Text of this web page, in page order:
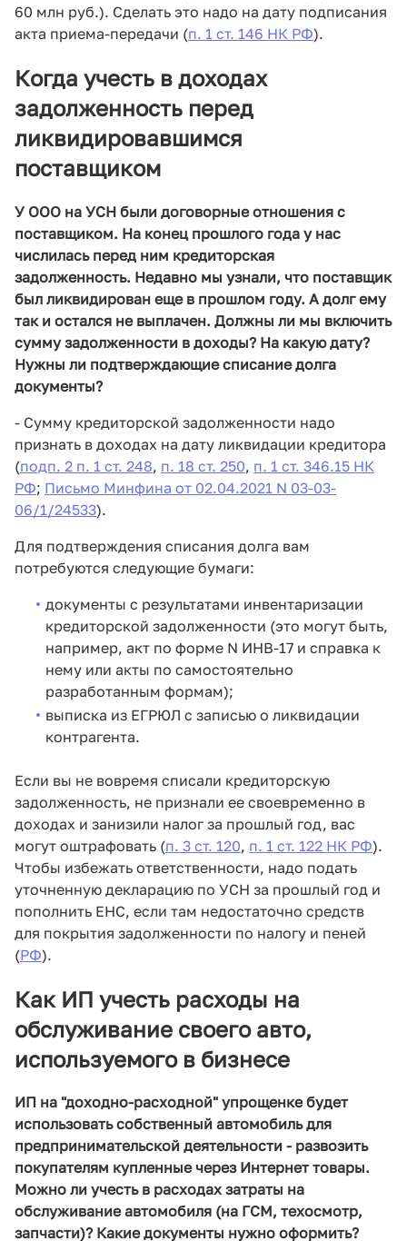
60 млн руб.). Сделать это надо на дату подписания
акта приема-передачи (п. 1 ст. 146 НК РФ).
Когда учесть в доходах
задолженность перед
ликвидировавшимся
поставщиком
У ООО на УСН были договорные отношения с
поставщиком. На конец прошлого года у нас
числилась перед ним кредиторская
задолженность. Недавно мы узнали, что поставщик
был ликвидирован еще в прошлом году. А долг ему
так и остался не выплачен. Должны ли мы включить
сумму задолженности в доходы? На какую дату?
Нужны ли подтверждающие списание долга
документы?
- Сумму кредиторской задолженности надо
признать в доходах на дату ликвидации кредитора
(подп. 2 п. 1 ст. 248, п. 18 ст. 250, п. 1 ст. 346.15 НК
РФ; Письмо Минфина от 02.04.2021 N 03-03-
06/1/24533).
Для подтверждения списания долга вам
потребуются следующие бумаги:
документы с результатами инвентаризации
кредиторской задолженности (это могут быть,
например, акт по форме N ИНВ-17 и справка к
нему или акты по самостоятельно
разработанным формам);
выписка из ЕГРЮЛ с записью о ликвидации
контрагента.
Если вы не вовремя списали кредиторскую
задолженность, не признали ее своевременно в
доходах и занизили налог за прошлый год, вас
могут оштрафовать (п. 3 ст. 120, п. 1 ст. 122 НК РФ).
Чтобы избежать ответственности, надо подать
уточненную декларацию по УСН за прошлый год и
пополнить ЕНС, если там недостаточно средств
для покрытия задолженности по налогу и пеней
(РФ).
Как ИП учесть расходы на
обслуживание своего авто,
используемого в бизнесе
ИП на "доходно-расходной" упрощенке будет
использовать собственный автомобиль для
предпринимательской деятельности - развозить
покупателям купленные через Интернет товары.
Можно ли учесть в расходах затраты на
обслуживание автомобиля (на ГСМ, техосмотр,
запчасти)? Какие документы нужно оформить?